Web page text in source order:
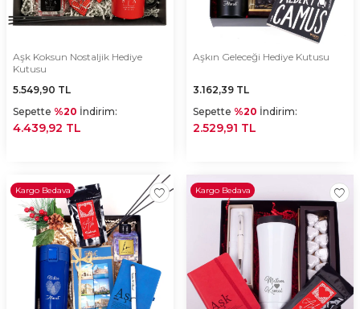
Aşk Koksun Nostaljik Hediye
Kutusu
5.549,90 TL
Sepette %20 İndirim:
4.439,92 TL
Aşkın Geleceği Hediye Kutusu
3.162,39 TL
Sepette %20 İndirim:
2.529,91 TL
Kargo Bedava Kargo Bedava